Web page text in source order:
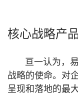
核心战略产
亘一认为，易
战略的使命。对
呈现和落地的最